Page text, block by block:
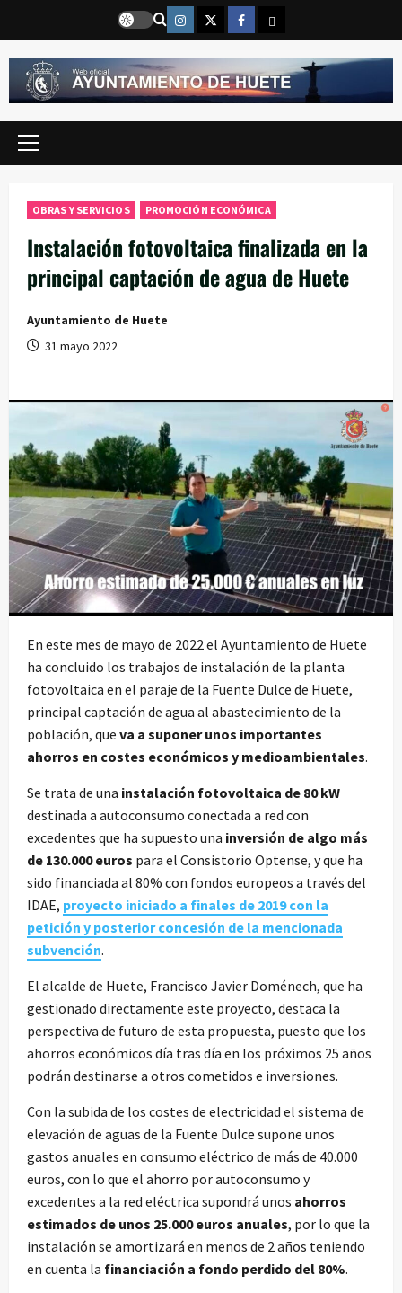
contenido
Instragram
TwitterFacebook
Email
Menú
OBRAS Y SERVICIOS PROMOCIÓN ECONÓMICA
Instalación fotovoltaica finalizada en la
principal captación de agua de Huete
Ayuntamiento de Huete
31 mayo 2022
En este mes de mayo de 2022 el Ayuntamiento de Huete
ha concluido los trabajos de instalación de la planta
fotovoltaica en el paraje de la Fuente Dulce de Huete,
principal captación de agua al abastecimiento de la
población, que va a suponer unos importantes
ahorros en costes económicos y medioambientales.
Se trata de una instalación fotovoltaica de 80 kW
destinada a autoconsumo conectada a red con
excedentes que ha supuesto una inversión de algo más
de 130.000 euros para el Consistorio Optense, y que ha
sido financiada al 80% con fondos europeos a través del
IDAE, proyecto iniciado a finales de 2019 con la
petición y posterior concesión de la mencionada
subvención.
El alcalde de Huete, Francisco Javier Doménech, que ha
gestionado directamente este proyecto, destaca la
perspectiva de futuro de esta propuesta, puesto que los
ahorros económicos día tras día en los próximos 25 años
podrán destinarse a otros cometidos e inversiones.
Con la subida de los costes de electricidad el sistema de
elevación de aguas de la Fuente Dulce supone unos
gastos anuales en consumo eléctrico de más de 40.000
euros, con lo que el ahorro por autoconsumo y
excedentes a la red eléctrica supondrá unos ahorros
estimados de unos 25.000 euros anuales, por lo que la
instalación se amortizará en menos de 2 años teniendo
en cuenta la financiación a fondo perdido del 80%.